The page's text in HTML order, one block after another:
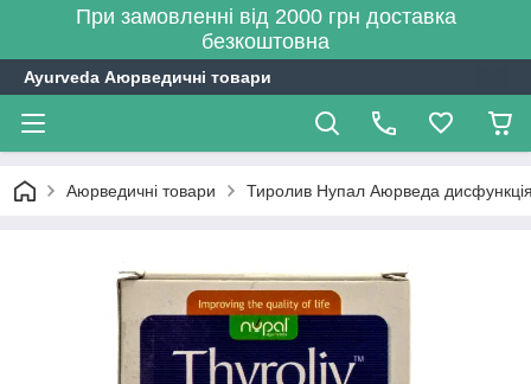
При замовленні від 2000 грн доставка
безкоштовна
Ayurveda Аюрведичні товари
Аюрведичні товари Тиролив Нупал Аюрведа